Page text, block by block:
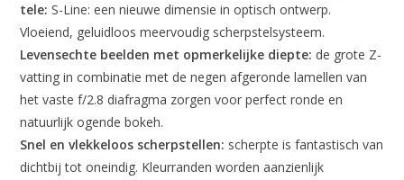
tele: S-Line: een nieuwe dimensie in optisch ontwerp.
Vloeiend, geluidloos meervoudig scherpstelsysteem.
Levensechte beelden met opmerkelijke diepte: de grote Z-
vatting in combinatie met de negen afgeronde lamellen van
het vaste f/2.8 diafragma zorgen voor perfect ronde en
natuurlijk ogende bokeh.
Snel en vlekkeloos scherpstellen: scherpte is fantastisch van
dichtbij tot oneindig. Kleurranden worden aanzienlijk